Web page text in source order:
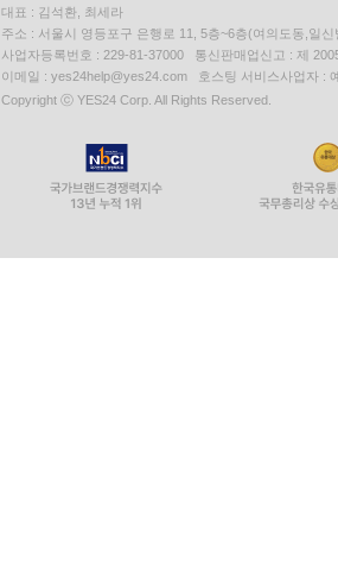
대표 : 김석환, 최세라
주소 : 서울시 영등포구 은행로 11, 5층~6층(여의도동,일신
사업자등록번호 : 229-81-37000 통신판매업신고 : 제
이메일 : yes24help@yes24.com 호스팅 서비스사업자 :
Copyright ⓒ YES24 Corp. All Rights Reserved.